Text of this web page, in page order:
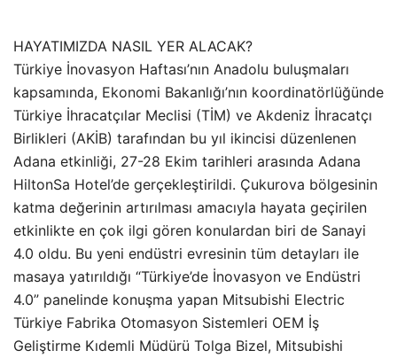
HAYATIMIZDA NASIL YER ALACAK?
Türkiye İnovasyon Haftası’nın Anadolu buluşmaları
kapsamında, Ekonomi Bakanlığı’nın koordinatörlüğünde
Türkiye İhracatçılar Meclisi (TİM) ve Akdeniz İhracatçı
Birlikleri (AKİB) tarafından bu yıl ikincisi düzenlenen
Adana etkinliği, 27-28 Ekim tarihleri arasında Adana
HiltonSa Hotel’de gerçekleştirildi. Çukurova bölgesinin
katma değerinin artırılması amacıyla hayata geçirilen
etkinlikte en çok ilgi gören konulardan biri de Sanayi
4.0 oldu. Bu yeni endüstri evresinin tüm detayları ile
masaya yatırıldığı “Türkiye’de İnovasyon ve Endüstri
4.0” panelinde konuşma yapan Mitsubishi Electric
Türkiye Fabrika Otomasyon Sistemleri OEM İş
Geliştirme Kıdemli Müdürü Tolga Bizel, Mitsubishi